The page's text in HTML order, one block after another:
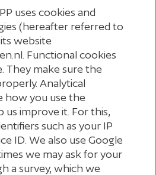
MIJN
uses cookies and
(hereafter referred to
website
Functional cookies
They make sure the
Analytical
how you use the
us improve it. For this,
such as your IP
ID. We also use Google
we may ask for your
a survey, which we